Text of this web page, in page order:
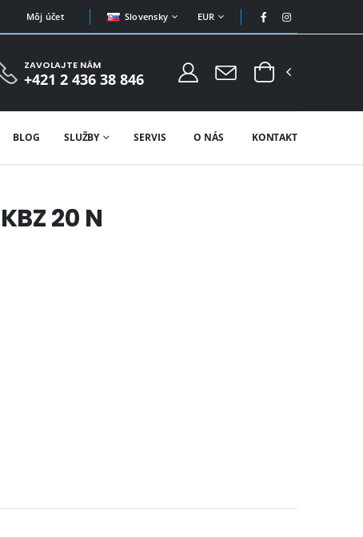
Môj účet Slovensky EUR
ZAVOLAJTE NÁM
+421 2 436 38 846
KONTAKT
O NÁS
SERVIS
SLUŽBY
BLOG
20 N